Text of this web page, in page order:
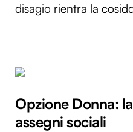
disagio rientra la
Opzione Donna:
assegni sociali